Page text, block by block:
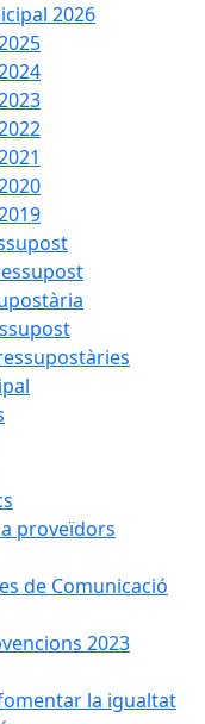
2026
proveïdors
de Comunicació
2023
la igualtat